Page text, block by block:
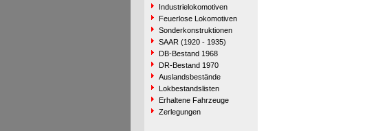
Industrielokomotiven
Feuerlose Lokomotiven
Sonderkonstruktionen
SAAR (1920 - 1935)
DB-Bestand 1968
DR-Bestand 1970
Auslandsbestände
Lokbestandslisten
Erhaltene Fahrzeuge
Zerlegungen